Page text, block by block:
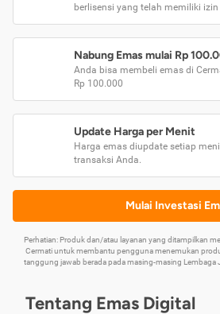
berlisensi yang telah memiliki izin
Nabung Emas mulai Rp
Anda bisa membeli emas di
Rp 100.000
Update Harga per Menit
Harga emas diupdate setiap
transaksi Anda.
Mulai Investasi
Perhatian: Produk dan/atau layanan yang ditampilkan
Cermati untuk membantu pengguna menemukan
tanggung jawab berada pada masing-masing Lembaga
Tentang Emas Digital